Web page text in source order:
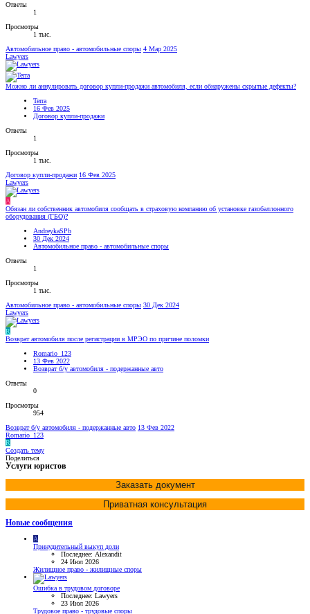
Ответы
1
Просмотры
1 тыс.
Автомобильное право - автомобильные споры 4 Мар 2025
Lawyers
Можно ли аннулировать договор купли-продажи автомобиля, если обнаружены скрытые дефекты?
Terra
16 Фев 2025
Договор купли-продажи
Ответы
1
Просмотры
1 тыс.
Договор купли-продажи 16 Фев 2025
Lawyers
A
Обязан ли собственник автомобиля сообщать в страховую компанию об установке газобаллонного
оборудования (ГБО)?
AndreykaSPb
30 Дек 2024
Автомобильное право - автомобильные споры
Ответы
1
Просмотры
1 тыс.
Автомобильное право - автомобильные споры 30 Дек 2024
Lawyers
R
Возврат автомобиля после регистрации в МРЭО по причине поломки
Romario_123
13 Фев 2022
Возврат б/у автомобиля - подержанные авто
Ответы
0
Просмотры
954
Возврат б/у автомобиля - подержанные авто 13 Фев 2022
Romario_123
R
Создать тему
Поделиться
Услуги юристов
Заказать документ
Приватная консультация
Новые сообщения
A
Принудительный выкуп доли
Последнее: Alexandit
24 Июл 2026
Жилищное право - жилищные споры
Ошибка в трудовом договоре
Последнее: Lawyers
23 Июл 2026
Трудовое право - трудовые споры